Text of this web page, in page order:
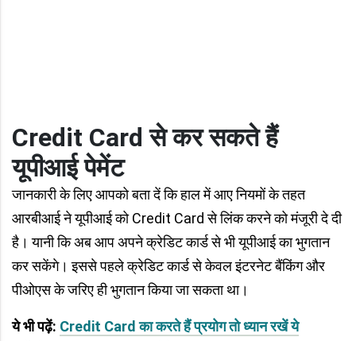
Credit Card से कर सकते हैं
यूपीआई पेमेंट
जानकारी के लिए आपको बता दें कि हाल में आए नियमों के तहत
आरबीआई ने यूपीआई को Credit Card से लिंक करने को मंजूरी दे दी
है। यानी कि अब आप अपने क्रेडिट कार्ड से भी यूपीआई का भुगतान
कर सकेंगे। इससे पहले क्रेडिट कार्ड से केवल इंटरनेट बैंकिंग और
पीओएस के जरिए ही भुगतान किया जा सकता था।
ये भी पढ़ें: Credit Card का करते हैं प्रयोग तो ध्यान रखें ये